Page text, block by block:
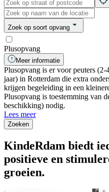
Zoek op soort opvang
Plusopvang
Meer informatie
Plusopvang is er voor peuters
jaar) in Rotterdam die extra
krijgen begeleiding in een
Plusopvang is toestemming van
beschikking) nodig.
Lees meer
Zoeken
KindeRdam biedt
positieve en
groeien.